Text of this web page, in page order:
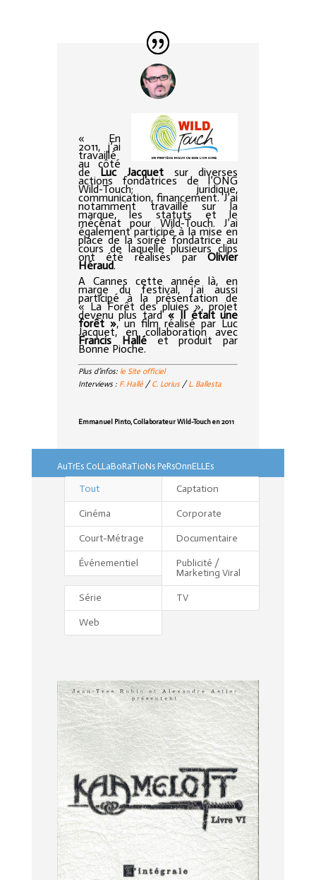
« En
2011, j’ai
travaillé
au côté
deLuc Jacquet sur diverses
actions fondatrices de l’ONG
Wild-Touch; juridique,
communication, financement. J’ai
notamment travaillé sur la
marque, les statuts et le
mécénat pour Wild-Touch. J’ai
également participé à la mise en
place de la soirée fondatrice au
cours de laquelle plusieurs clips
ont été réalisés parOlivier
Héraud.
A Cannes cette année là, en
marge du festival, j’ai aussi
participé à la présentation de
« La Forêt des pluies », projet
devenu plus tard« Il était une
forêt », un film réalisé par Luc
Jacquet, en collaboration avec
Francis Halléet produit par
Bonne Pioche.
Plus d’infos: le Site officiel
Interviews : F. Hallé/C. Lorius/L. Ballesta
Emmanuel Pinto, Collaborateur Wild-Touch en 2011
AuTrEs CoLLaBoRaTioNs PeRsOnnELLEs
Tout Captation
Cinéma Corporate
Court-Métrage Documentaire
Événementiel
Publicité /
Marketing Viral
Série TV
Web